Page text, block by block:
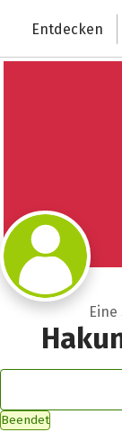
Deutschlands
Entdecken
Beendet